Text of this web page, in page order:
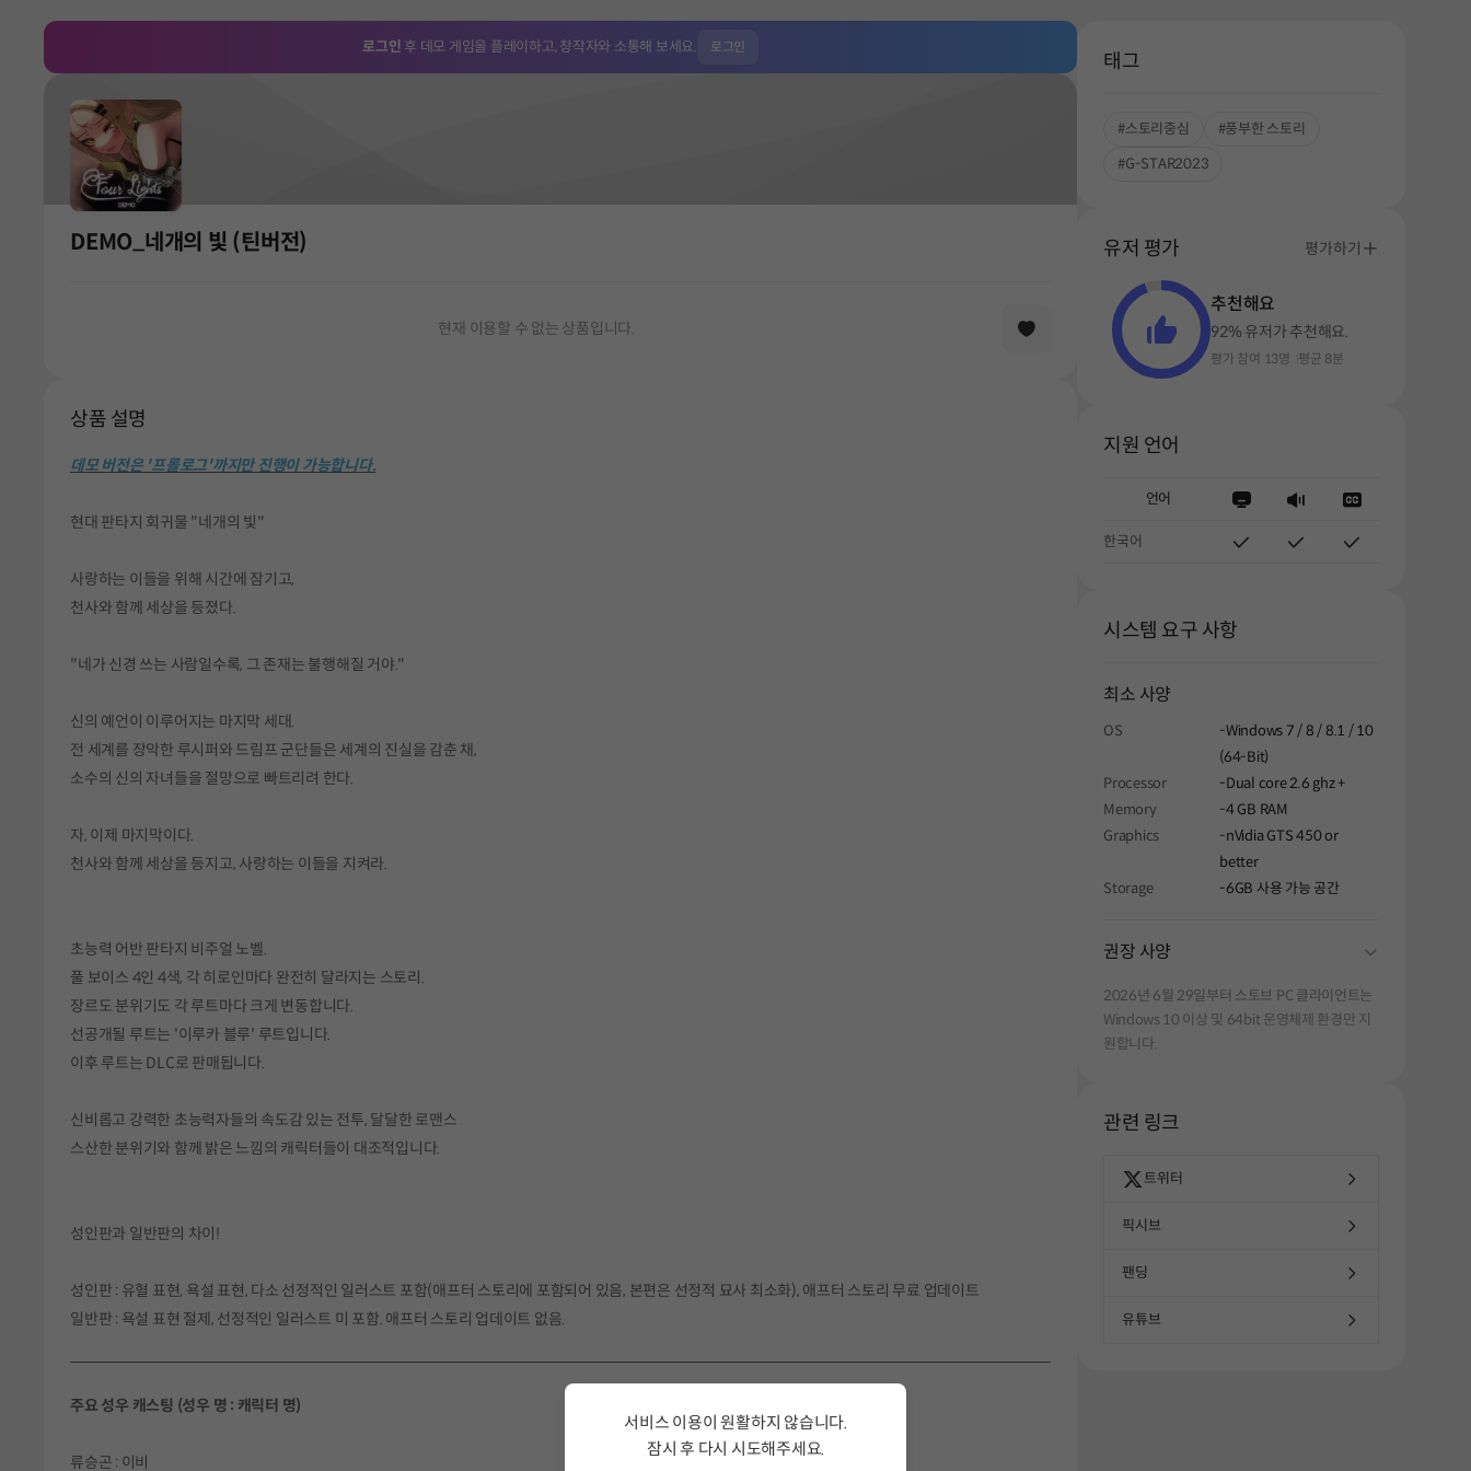
로그인 후 데모 게임을 플레이하고,창작자와 소통해 보세요. 로그인
DEMO_네개의 빛 (틴버전)
현재 이용할 수 없는 상품입니다.
상품 설명
데모 버전은 '프롤로그'까지만 진행이 가능합니다.
현대 판타지 회귀물 "네개의 빛"
사랑하는 이들을 위해 시간에 잠기고,
천사와 함께 세상을 등졌다.
"네가 신경 쓰는 사람일수록, 그 존재는 불행해질 거야."
신의 예언이 이루어지는 마지막 세대.
전 세계를 장악한 루시퍼와 드림프 군단들은 세계의 진실을 감춘 채,
소수의 신의 자녀들을 절망으로 빠트리려 한다.
자, 이제 마지막이다.
천사와 함께 세상을 등지고, 사랑하는 이들을 지켜라.
초능력 어반 판타지 비주얼 노벨.
풀 보이스 4인 4색, 각 히로인마다 완전히 달라지는 스토리.
장르도 분위기도 각 루트마다 크게 변동합니다.
선공개될 루트는 '이루카 블루' 루트입니다.
이후 루트는 DLC로 판매됩니다.
신비롭고 강력한 초능력자들의 속도감 있는 전투, 달달한 로맨스
스산한 분위기와 함께 밝은 느낌의 캐릭터들이 대조적입니다.
성인판과 일반판의 차이!
성인판 : 유혈 표현, 욕설 표현, 다소 선정적인 일러스트 포함(애프터 스토리에 포함되어 있음, 본편은 선정적 묘사 최소화), 애프터 스토리 무료 업데이트
일반판 : 욕설 표현 절제, 선정적인 일러스트 미 포함. 애프터 스토리 업데이트 없음.
주요 성우 캐스팅 (성우 명 : 캐릭터 명)
류승곤 : 이비
태그
#스토리중심
#풍부한 스토리
#G-STAR2023
유저 평가 평가하기
추천해요
92% 유저가 추천해요.
평가 참여 13명 평균 8분
지원 언어
언어
한국어
시스템 요구 사항
최소 사양
OS
-Windows 7 / 8 / 8.1 / 10
(64-Bit)
Processor
-Dual core 2.6 ghz +
Memory
-4 GB RAM
Graphics
-nVidia GTS 450 or
better
Storage
-6GB 사용 가능 공간
권장 사양 folding
2026년 6월 29일부터 스토브 PC 클라이언트는
Windows 10 이상 및 64bit 운영체제 환경만 지
원합니다.
관련 링크
트위터
픽시브
팬딩
유튜브
서비스 이용이 원활하지 않습니다.
잠시 후 다시 시도해주세요.